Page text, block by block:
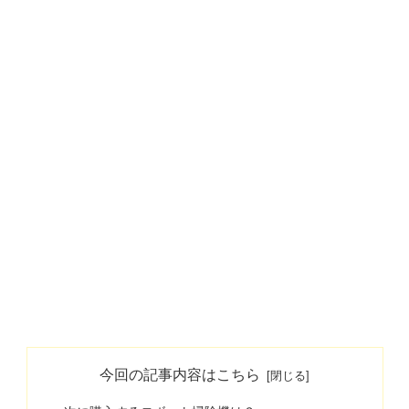
今回の記事内容はこちら